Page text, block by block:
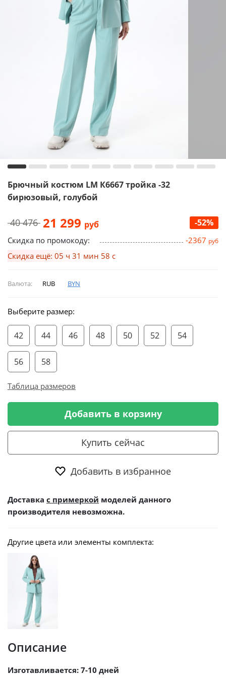
Брючный костюм LM К6667 тройка -32
бирюзовый, голубой
40 476 21 299 руб -52%
Скидка по промокоду: -2367 руб
Скидка ещё: 05 ч 31 мин 57 с
Валюта: RUB BYN
Выберите размер:
42 44 46 48 50 52 54
56 58
Таблица размеров
Добавить в корзину
Купить сейчас
Добавить в избранное
Доставка с примеркой моделей данного
производителя невозможна.
Другие цвета или элементы комплекта:
Описание
Изготавливается: 7-10 дней